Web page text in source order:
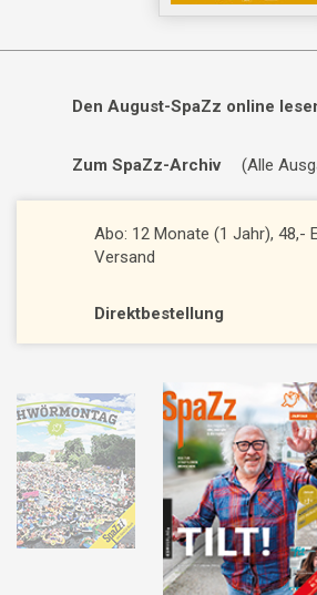
Den August-SpaZz online
Zum SpaZz-Archiv (Alle
Abo: 12 Monate (1 Jahr), 48,-
Versand
Direktbestellung